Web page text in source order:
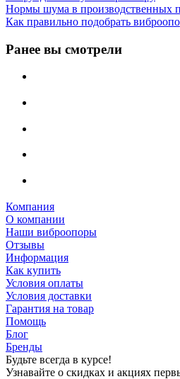
Нормы шума в производственных
Как правильно подобрать
Ранее вы смотрели
Компания
О компании
Наши виброопоры
Отзывы
Информация
Как купить
Условия оплаты
Условия доставки
Гарантия на товар
Помощь
Блог
Бренды
Будьте всегда в курсе!
Узнавайте о скидках и акциях